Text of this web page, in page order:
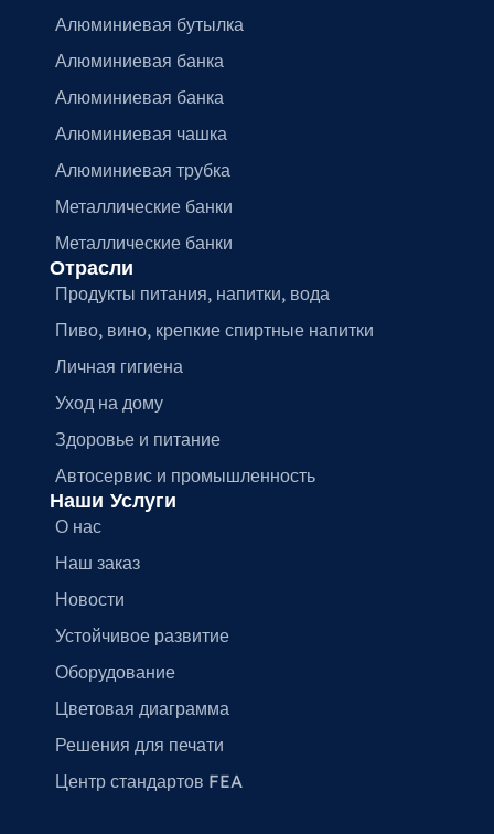
Алюминиевая бутылка
Алюминиевая банка
Алюминиевая банка
Алюминиевая чашка
Алюминиевая трубка
Металлические банки
Металлические банки
Отрасли
Продукты питания, напитки, вода
Пиво, вино, крепкие спиртные напитки
Личная гигиена
Уход на дому
Здоровье и питание
Автосервис и промышленность
Наши Услуги
О нас
Наш заказ
Новости
Устойчивое развитие
Оборудование
Цветовая диаграмма
Решения для печати
Центр стандартов FEA